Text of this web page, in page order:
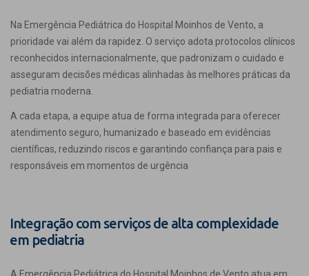
Na Emergência Pediátrica do Hospital Moinhos de Vento, a
prioridade vai além da rapidez. O serviço adota protocolos clínicos
reconhecidos internacionalmente, que padronizam o cuidado e
asseguram decisões médicas alinhadas às melhores práticas da
pediatria moderna.
A cada etapa, a equipe atua de forma integrada para oferecer
atendimento seguro, humanizado e baseado em evidências
científicas, reduzindo riscos e garantindo confiança para pais e
responsáveis em momentos de urgência
Integração com serviços de alta complexidade
em pediatria